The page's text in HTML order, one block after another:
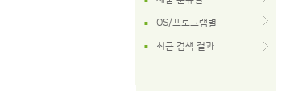
■ OS/프로그램별
■ 최근 검색 결과